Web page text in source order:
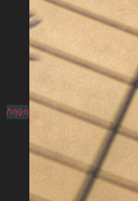
Λήψη